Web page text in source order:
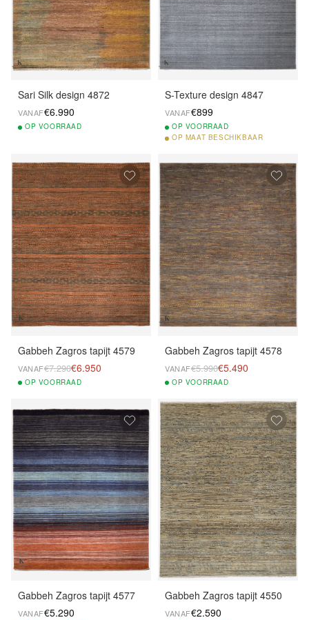
Sari Silk design 4872
VANAF€6.990
OP VOORRAAD
S-Texture design 4847
VANAF€899
OP VOORRAAD
OP MAAT BESCHIKBAAR
Gabbeh Zagros tapijt 4579
VANAF€7.290€6.950
OP VOORRAAD
Gabbeh Zagros tapijt 4578
VANAF€5.990€5.490
OP VOORRAAD
Gabbeh Zagros tapijt 4577
VANAF€5.290
Gabbeh Zagros tapijt 4550
VANAF€2.590